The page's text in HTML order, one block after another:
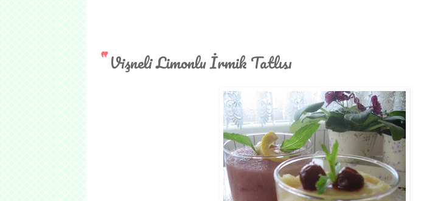
Vişneli Limonlu İrmik Tatlısı